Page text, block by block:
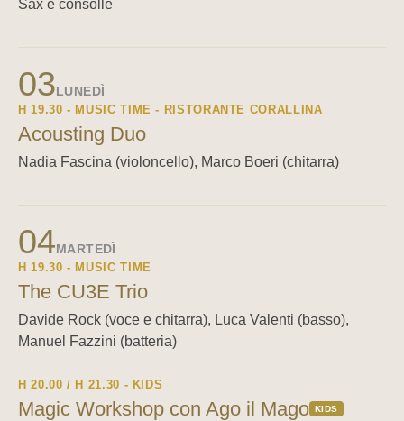
Sax e consolle
03 LUNEDÌ
H 19.30 - MUSIC TIME - RISTORANTE CORALLINA
Acousting Duo
Nadia Fascina (violoncello), Marco Boeri (chitarra)
04 MARTEDÌ
H 19.30 - MUSIC TIME
The CU3E Trio
Davide Rock (voce e chitarra), Luca Valenti (basso),
Manuel Fazzini (batteria)
H 20.00 / H 21.30 - KIDS
Magic Workshop con Ago il Mago KIDS